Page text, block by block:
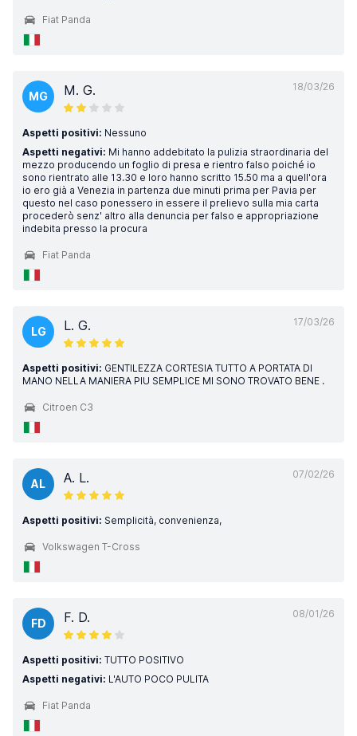
Fiat Panda
18/03/26
MG M. G.
Aspetti positivi: Nessuno
Aspetti negativi: Mi hanno addebitato la pulizia straordinaria del
mezzo producendo un foglio di presa e rientro falso poiché io
sono rientrato alle 13.30 e loro hanno scritto 15.50 ma a quell'ora
io ero già a Venezia in partenza due minuti prima per Pavia per
questo nel caso ponessero in essere il prelievo sulla mia carta
procederò senz' altro alla denuncia per falso e appropriazione
indebita presso la procura
Fiat Panda
17/03/26
LG L. G.
Aspetti positivi: GENTILEZZA CORTESIA TUTTO A PORTATA DI
MANO NELLA MANIERA PIU SEMPLICE MI SONO TROVATO BENE .
Citroen C3
07/02/26
AL A. L.
Aspetti positivi: Semplicità, convenienza,
Volkswagen T-Cross
08/01/26
FD F. D.
Aspetti positivi: TUTTO POSITIVO
Aspetti negativi: L'AUTO POCO PULITA
Fiat Panda